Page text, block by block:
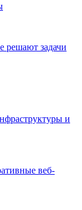
решают задачи
и
веб-